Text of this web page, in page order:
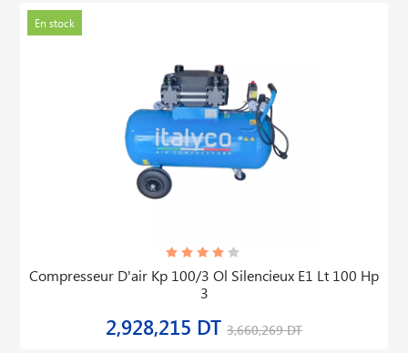
En stock
Compresseur D'air Kp 100/3 Ol Silencieux E1 Lt 100 Hp
3
2,928,215 DT 3,660,269 DT